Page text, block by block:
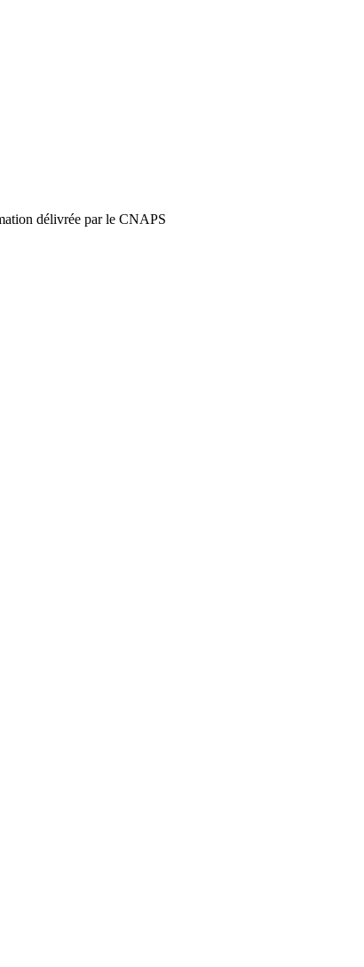
délivrée par le CNAPS